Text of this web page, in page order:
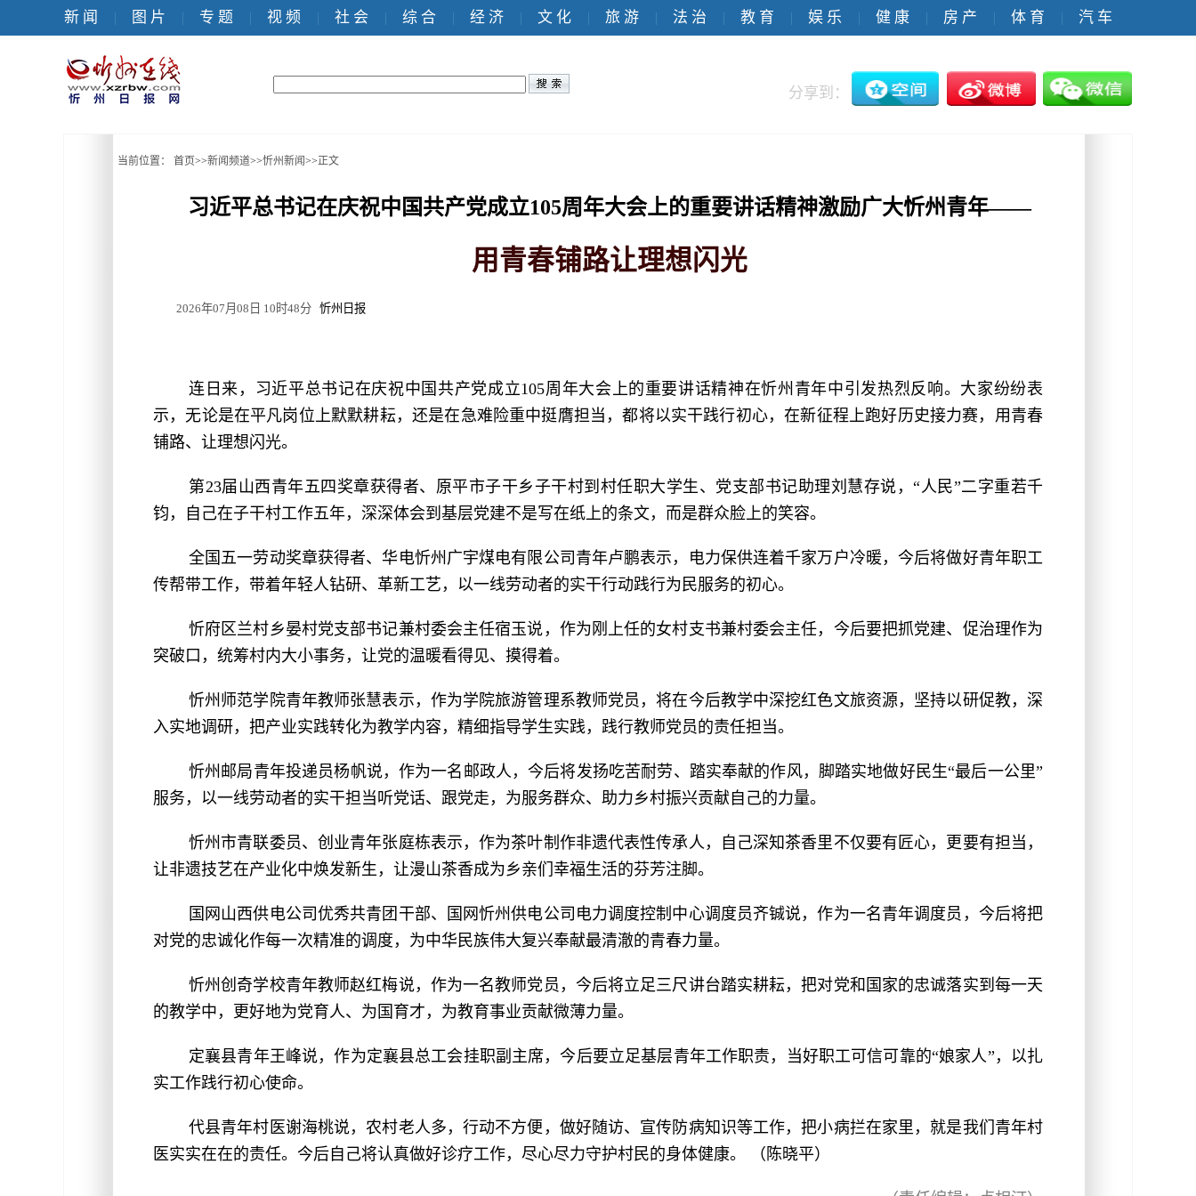
新 闻 | 图 片 | 专 题 | 视 频 | 社 会 | 综 合 | 经 济 | 文 化 | 旅 游 | 法 治 | 教 育 | 娱 乐 | 健 康 | 房 产 | 体 育 | 汽 车
分享到：
当前位置： 首页>>新闻频道>>忻州新闻>>正文
习近平总书记在庆祝中国共产党成立105周年大会上的重要讲话精神激励广大忻州青年——
用青春铺路让理想闪光
2026年07月08日 10时48分 忻州日报
连日来，习近平总书记在庆祝中国共产党成立105周年大会上的重要讲话精神在忻州青年中引发热烈反响。大家纷纷表
示，无论是在平凡岗位上默默耕耘，还是在急难险重中挺膺担当，都将以实干践行初心，在新征程上跑好历史接力赛，用青春
铺路、让理想闪光。
第23届山西青年五四奖章获得者、原平市子干乡子干村到村任职大学生、党支部书记助理刘慧存说，“人民”二字重若千
钧，自己在子干村工作五年，深深体会到基层党建不是写在纸上的条文，而是群众脸上的笑容。
全国五一劳动奖章获得者、华电忻州广宇煤电有限公司青年卢鹏表示，电力保供连着千家万户冷暖，今后将做好青年职工
传帮带工作，带着年轻人钻研、革新工艺，以一线劳动者的实干行动践行为民服务的初心。
忻府区兰村乡晏村党支部书记兼村委会主任宿玉说，作为刚上任的女村支书兼村委会主任，今后要把抓党建、促治理作为
突破口，统筹村内大小事务，让党的温暖看得见、摸得着。
忻州师范学院青年教师张慧表示，作为学院旅游管理系教师党员，将在今后教学中深挖红色文旅资源，坚持以研促教，深
入实地调研，把产业实践转化为教学内容，精细指导学生实践，践行教师党员的责任担当。
忻州邮局青年投递员杨帆说，作为一名邮政人，今后将发扬吃苦耐劳、踏实奉献的作风，脚踏实地做好民生“最后一公里”
服务，以一线劳动者的实干担当听党话、跟党走，为服务群众、助力乡村振兴贡献自己的力量。
忻州市青联委员、创业青年张庭栋表示，作为茶叶制作非遗代表性传承人，自己深知茶香里不仅要有匠心，更要有担当，
让非遗技艺在产业化中焕发新生，让漫山茶香成为乡亲们幸福生活的芬芳注脚。
国网山西供电公司优秀共青团干部、国网忻州供电公司电力调度控制中心调度员齐铖说，作为一名青年调度员，今后将把
对党的忠诚化作每一次精准的调度，为中华民族伟大复兴奉献最清澈的青春力量。
忻州创奇学校青年教师赵红梅说，作为一名教师党员，今后将立足三尺讲台踏实耕耘，把对党和国家的忠诚落实到每一天
的教学中，更好地为党育人、为国育才，为教育事业贡献微薄力量。
定襄县青年王峰说，作为定襄县总工会挂职副主席，今后要立足基层青年工作职责，当好职工可信可靠的“娘家人”，以扎
实工作践行初心使命。
代县青年村医谢海桃说，农村老人多，行动不方便，做好随访、宣传防病知识等工作，把小病拦在家里，就是我们青年村
医实实在在的责任。今后自己将认真做好诊疗工作，尽心尽力守护村民的身体健康。 （陈晓平）